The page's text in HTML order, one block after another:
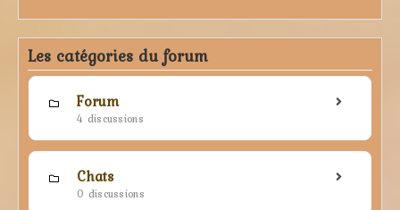
Les catégories du forum
Forum
4 discussions
Chats
0 discussions